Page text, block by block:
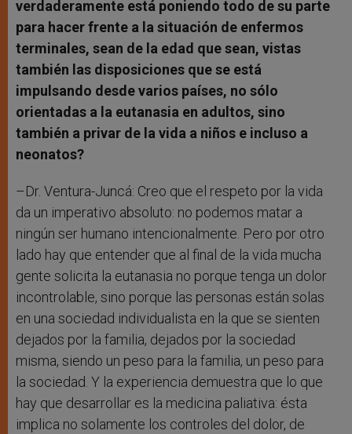
verdaderamente está poniendo todo de su parte
para hacer frente a la situación de enfermos
terminales, sean de la edad que sean, vistas
también las disposiciones que se está
impulsando desde varios países, no sólo
orientadas a la eutanasia en adultos, sino
también a privar de la vida a niños e incluso a
neonatos?
–Dr. Ventura-Juncá: Creo que el respeto por la vida
da un imperativo absoluto: no podemos matar a
ningún ser humano intencionalmente. Pero por otro
lado hay que entender que al final de la vida mucha
gente solicita la eutanasia no porque tenga un dolor
incontrolable, sino porque las personas están solas
en una sociedad individualista en la que se sienten
dejados por la familia, dejados por la sociedad
misma, siendo un peso para la familia, un peso para
la sociedad. Y la experiencia demuestra que lo que
hay que desarrollar es la medicina paliativa: ésta
implica no solamente los controles del dolor, de